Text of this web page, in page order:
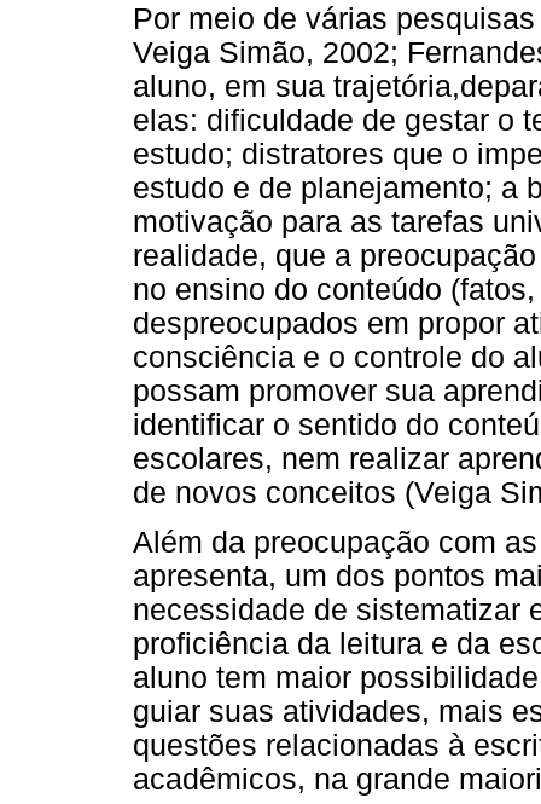
Por meio de várias
Veiga Simão, 2002;
aluno, em sua
elas: dificuldade de gestar o
estudo; distratores que o
estudo e de planejamento; a
motivação para as tarefas
realidade, que a
no ensino do conteúdo
despreocupados em propor
consciência e o controle do
possam promover sua
identificar o sentido do
escolares, nem realizar
de novos conceitos (Veiga
Além da preocupação com
apresenta, um dos pontos
necessidade de sistematizar
proficiência da leitura e da
aluno tem maior
guiar suas atividades, mais
questões relacionadas à
acadêmicos, na grande